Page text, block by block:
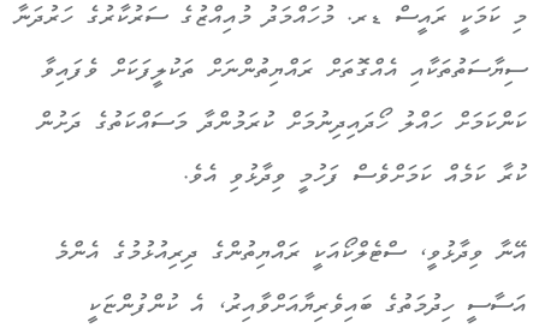
މި ކަމަކީ ރައީސް ޑރ. މުހައްމަދު މުއިއްޒުގެ ސަރުކާރުގެ ހަރުދަނާ
ސިޔާސަތުތަކާއި އެއްގޮތަށް ރައްޔިތުންނަށް ތަކުލީފަކަށް ވެފައިވާ
ކަންކަމަށް ހައްލު ހޯދައިދިނުމަށް ކުރަމުންދާ މަސައްކަތުގެ ދަށުން
ކުރާ ކަމެއް ކަމަށްވެސް ފަހުމީ ވިދާޅުވި އެވެ.
އޭނާ ވިދާޅުވީ، ސްޓެލްކޯއަކީ ރައްޔިތުންގެ ދިރިއުޅުމުގެ އެންމެ
އަސާސީ ހިދުމަތުގެ ބައިވެރިޔާއަށްވާއިރު، އެ ކުންފުންޏަކީ